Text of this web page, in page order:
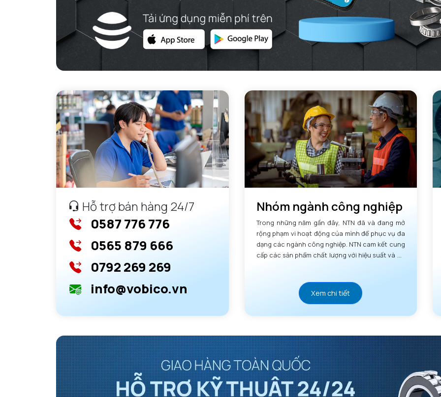
Hỗ trợ bán hàng 24/7
0587 776 776
0565 879 666
0792 269 269
info@vobico.vn
Nhóm ngành công nghiệp
Trong những năm gần đây, NTN đã và đang mở
rộng phạm vi hoạt động của mình để phục vụ đa
dạng các ngành công nghiệp. NTN cam kết cung
cấp các sản phẩm chất lượng với hiệu suất và độ
Xem chi tiết